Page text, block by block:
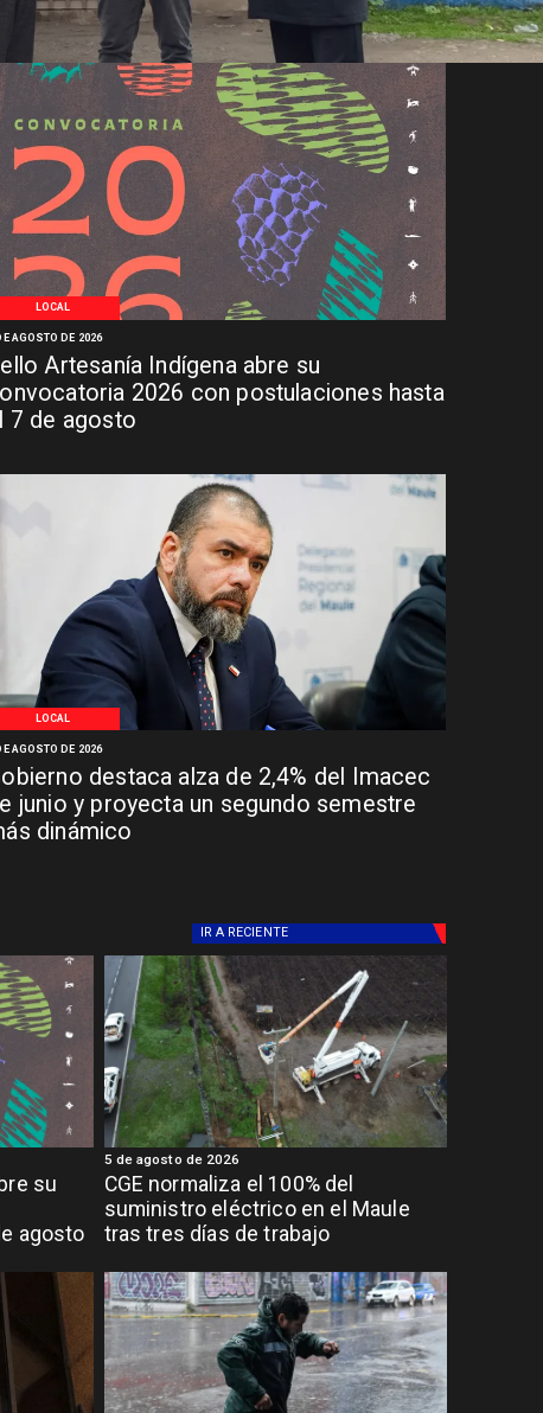
LOCAL
Artesanía Indígena abre su
2026 con postulaciones hasta
7 de agosto
AGOSTO DE 2026
LOCAL
destaca alza de 2,4% del Imacec
junio y proyecta un segundo semestre
dinámico
AGOSTO DE 2026
IR A RECIENTE
su
agosto
CGE normaliza el 100% del
suministro eléctrico en el Maule
tras tres días de trabajo
5 de agosto de 2026